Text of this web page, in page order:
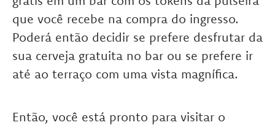
que você recebe na compra do ingresso.
Poderá então decidir se prefere desfrutar da
sua cerveja gratuita no bar ou se prefere ir
até ao terraço com uma vista magnífica.
Então, você está pronto para visitar o